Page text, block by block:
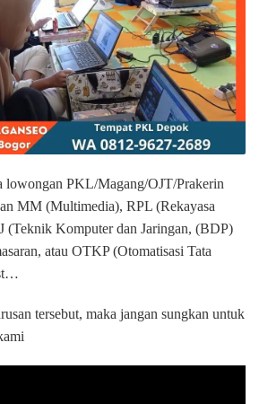
lowongan PKL/Magang/OJT/Prakerin
MM (Multimedia), RPL (Rekayasa
(Teknik Komputer dan Jaringan, (BDP)
atau OTKP (Otomatisasi Tata
tersebut, maka jangan sungkan untuk